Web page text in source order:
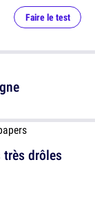
très drôles
Faire le test